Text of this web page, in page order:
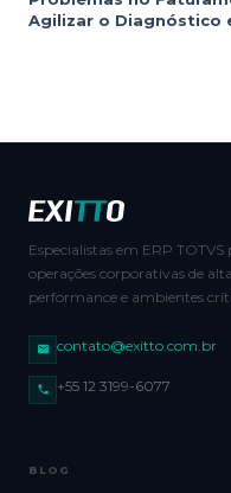
Agilizar o Diagnóstico
Especialistas em ERP TOTVS
operações corporativas de alta
performance e ambientes
contato@exitto.com.br
+55 12 3199-6077
BLOG